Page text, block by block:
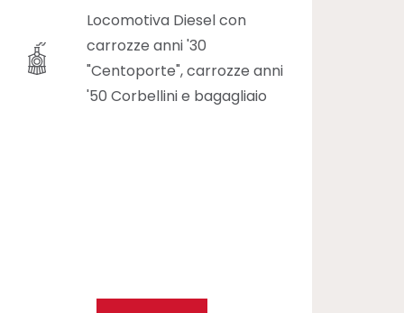
Locomotiva Diesel con
carrozze anni '30
"Centoporte", carrozze anni
'50 Corbellini e bagagliaio